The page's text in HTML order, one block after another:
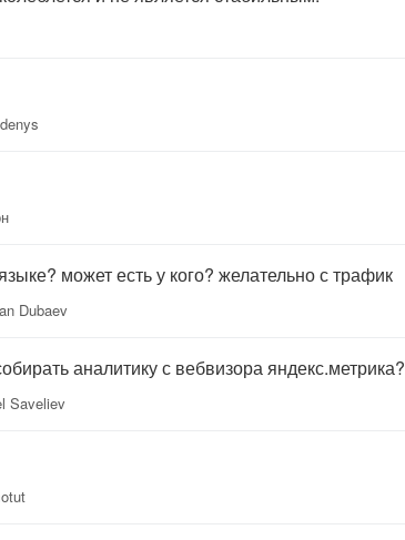
может есть у кого? желательно с трафик
Dubaev
аналитику с вебвизора яндекс.метрика?
Saveliev